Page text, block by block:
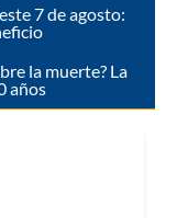
7 de agosto:
la muerte? La
años